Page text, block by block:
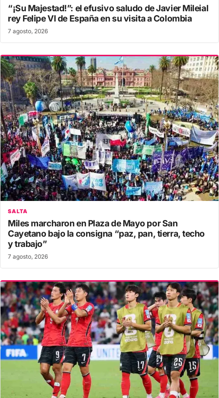
“¡Su Majestad!”: el efusivo saludo de Javier Mileial
rey Felipe VI de España en su visita a Colombia
7 agosto, 2026
SALTA
Miles marcharon en Plaza de Mayo por San
Cayetano bajo la consigna “paz, pan, tierra, techo
y trabajo”
7 agosto, 2026